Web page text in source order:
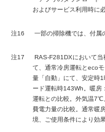
およびサービス利用時に
注16 一部の掃除機では、付属
注17
RAS-F281DXにおいて
て、通常冷房運転とeco
量「自動」にて、安定時
ード運転時143Wh。暖房
運転との比較。外気温7℃
費電力量の比較。通常暖
境、ご使用条件により効